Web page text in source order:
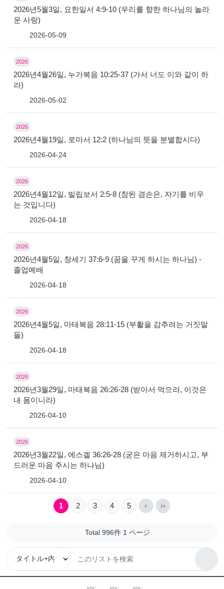
2026년5월3일, 요한일서 4:9-10 (우리를 향한 하나님의 놀라
운 사랑)
2026-05-09
2026
2026년4월26일, 누가복음 10:25-37 (가서 너도 이와 같이 하
라)
2026-05-02
2026
2026년4월19일, 로마서 12:2 (하나님의 뜻을 분별합시다)
2026-04-24
2026
2026년4월12일, 빌립보서 2:5-8 (참된 겸손은, 자기를 비우
는 것입니다)
2026-04-18
2026
2026년4월5일, 창세기 37:6-9 (꿈을 꾸게 하시는 하나님) -
졸업예배
2026-04-18
2026
2026년4월5일, 마태복음 28:11-15 (부활을 감추려는 거짓말
들)
2026-04-18
2026
2026년3월29일, 마태복음 26:26-28 (받아서 먹으라, 이것은
내 몸이니라)
2026-04-10
2026
2026년3월22일, 에스겔 36:26-28 (굳은 마음 제거하시고, 부
드러운 마음 주시는 하나님)
2026-04-10
1 2 3 4 5
Total 996件1 ページ